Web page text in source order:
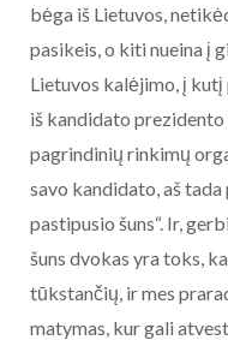
bėga iš Lietuvos,
pasikeis, o kiti nueina į
Lietuvos kalėjimo, į
iš kandidato prezidento
pagrindinių rinkimų
savo kandidato, aš
pastipusio šuns“. Ir,
šuns dvokas yra toks,
tūkstančių, ir mes
matymas, kur gali